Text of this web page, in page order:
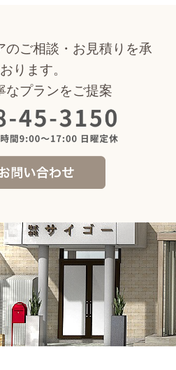
のご相談・お見積りを承
ります。
なプランをご提案